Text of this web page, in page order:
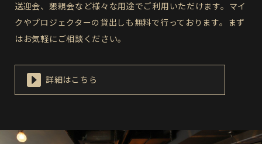
送迎会、懇親会など様々な用途でご利用いただけます。マイ
クやプロジェクターの貸出しも無料で行っております。まず
はお気軽にご相談ください。
詳細はこちら